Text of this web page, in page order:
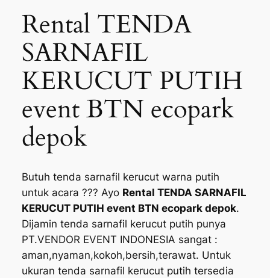
Rental TENDA
SARNAFIL
KERUCUT PUTIH
event BTN ecopark
depok
Butuh tenda sarnafil kerucut warna putih
untuk acara ??? Ayo Rental TENDA SARNAFIL
KERUCUT PUTIH event BTN ecopark depok.
Dijamin tenda sarnafil kerucut putih punya
PT.VENDOR EVENT INDONESIA sangat :
aman,nyaman,kokoh,bersih,terawat. Untuk
ukuran tenda sarnafil kerucut putih tersedia